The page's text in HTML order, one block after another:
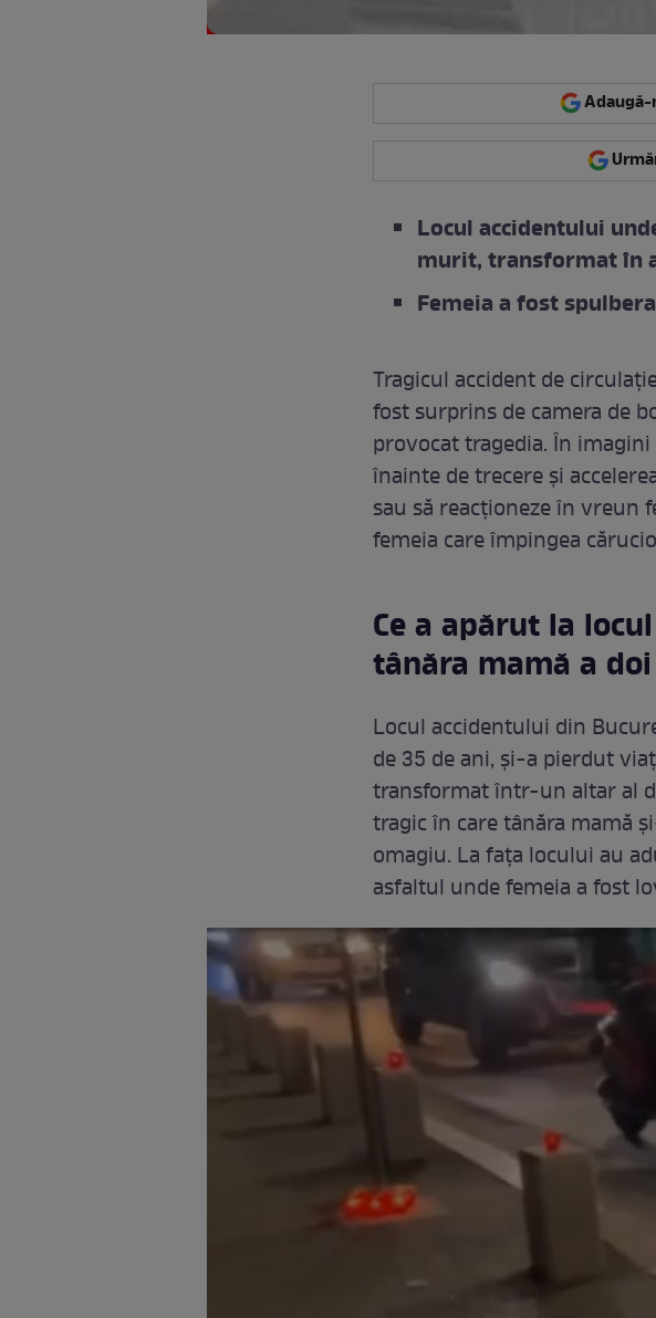
Adaugă-
Locul accidentului
murit, transformat în
Femeia a fost
Tragicul accident de
fost surprins de camera de
provocat tragedia. În
înainte de trecere și
sau să reacționeze în vreun
femeia care împingea
Ce a apărut la
tânăra mamă a
Locul accidentului din
de 35 de ani, și-a pierdut
transformat într-un altar al
tragic în care tânăra mamă
omagiu. La fața locului au
asfaltul unde femeia a fost